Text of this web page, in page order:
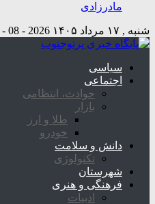
مادرزادی
شنبه , ۱۷ مرداد ۱۴۰۵ 2026 - 08 - 08
سیاسی
اجتماعی
حوادث، انتظامی
بازار
طلا و ارز
خودرو
دانش و سلامت
تکنولوژی
شهرستان
فرهنگی و هنری
ادبیات